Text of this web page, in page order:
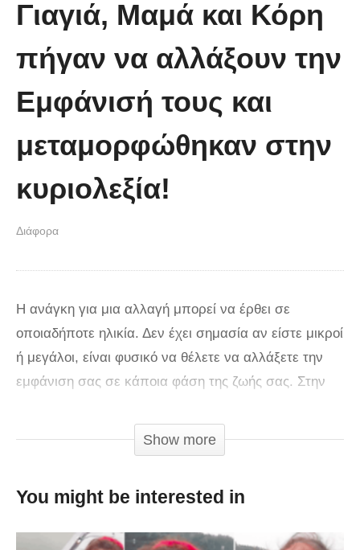
άτυχη μέρα στη δουλειά
Γιαγιά, Μαμά και Κόρη
πήγαν να αλλάξουν την
Εμφάνισή τους και
μεταμορφώθηκαν στην
κυριολεξία!
Διάφορα
Η ανάγκη για μια αλλαγή μπορεί να έρθει σε
οποιαδήποτε ηλικία. Δεν έχει σημασία αν είστε μικροί
ή μεγάλοι, είναι φυσικό να θέλετε να αλλάξετε την
εμφάνιση σας σε κάποια φάση της ζωής σας. Στην
ρούχα και μακιγιάζ για πολλά χρόνια. Το 2014
μπήκαν στο κομμωτήριο του Makeover Guy τρεις
μια γιαγιά, μητέρα και κόρη αντίστοιχα που
Show more
You might be interested in